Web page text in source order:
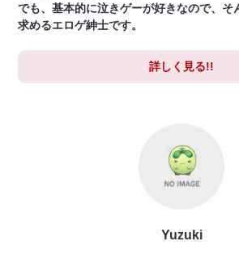
でも、基本的に泣きゲーが好きなので、そ
求めるエロゲ紳士です。
詳しく見る!!
Yuzuki